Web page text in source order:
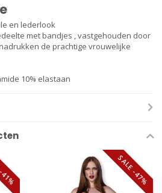
en lederlook
met bandjes , vastgehouden door
de prachtige vrouwelijke
10% elastaan
SALE -47%